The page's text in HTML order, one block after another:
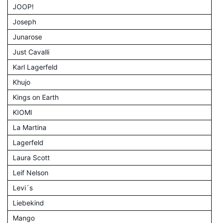
JOOP!
Joseph
Junarose
Just Cavalli
Karl Lagerfeld
Khujo
Kings on Earth
KIOMI
La Martina
Lagerfeld
Laura Scott
Leif Nelson
Levi´s
Liebekind
Mango